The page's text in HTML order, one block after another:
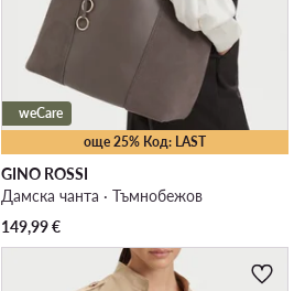
още 25% Код: LAST
weCare
GINO ROSSI
Дамска чанта · Тъмнобежов
149,99€